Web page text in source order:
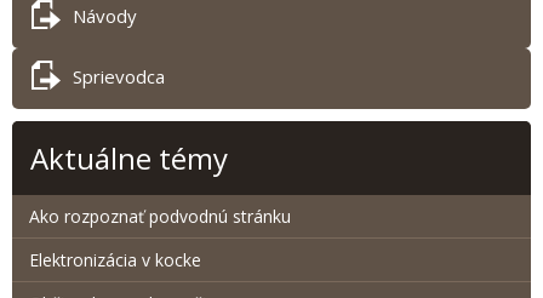
Návody
Sprievodca
Aktuálne témy
Ako rozpoznať podvodnú stránku
Elektronizácia v kocke